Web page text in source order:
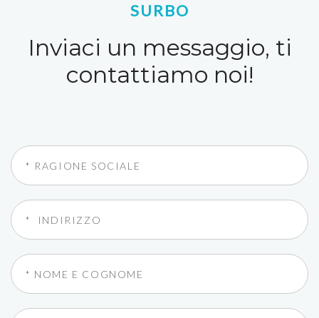
SURBO
Inviaci un messaggio, ti
contattiamo noi!